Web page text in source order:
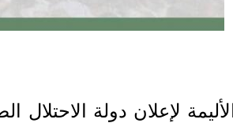
ونحن في الذكرى الـ75 الأليمة